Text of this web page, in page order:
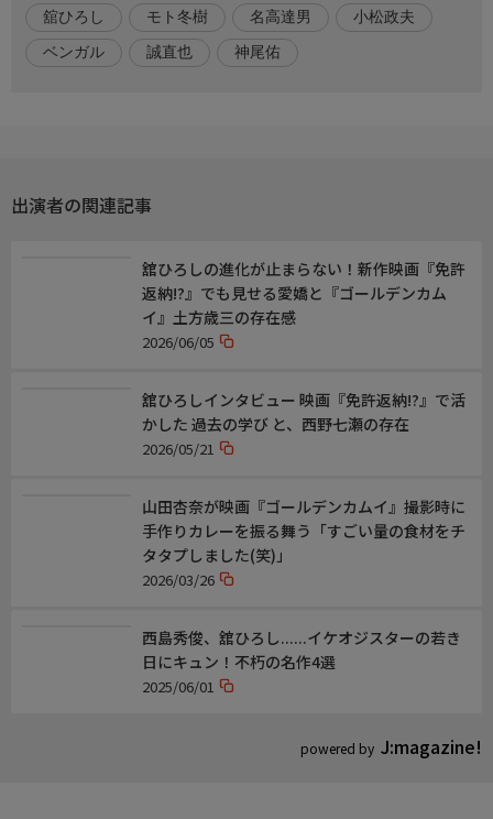
出演者
舘ひろし
誠直也
この番組は、ＢＳテレ東（２Ｋ）放送番組を４Ｋにアップコンバ
舘ひろし モト冬樹 名高達男 小松政夫
ベンガル 誠直也 神尾佑
出演者の関連記事
powered by J:magazine!
舘ひろしの進化が止まらない！新作映画『免許
返納!?』でも見せる愛嬌と『ゴールデンカム
イ』土方歳三の存在感
2026/06/05
舘ひろしインタビュー 映画『免許返納!?』で活
かした 過去の学び と、西野七瀬の存在
2026/05/21
山田杏奈が映画『ゴールデンカムイ』撮影時に
手作りカレーを振る舞う「すごい量の食材をチ
タタプしました(笑)」
2026/03/26
西島秀俊、舘ひろし......イケオジスターの若き
日にキュン！不朽の名作4選
2025/06/01